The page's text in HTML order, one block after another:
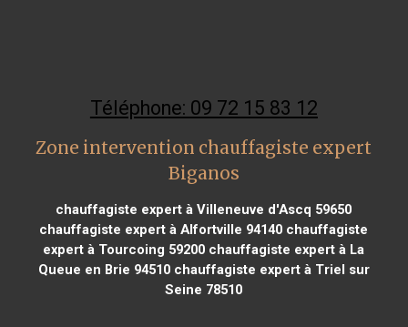
Téléphone: 09 72 15 83 12
Zone intervention chauffagiste expert
Biganos
chauffagiste expert à Villeneuve d'Ascq 59650
chauffagiste expert à Alfortville 94140 chauffagiste
expert à Tourcoing 59200 chauffagiste expert à La
Queue en Brie 94510chauffagiste expert à Triel sur
Seine 78510